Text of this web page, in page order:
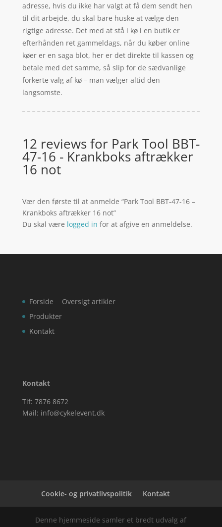
adresse, hvis du ikke har valgt at få dem sendt hen
til dit arbejde, du skal bare huske at vælge den
rigtige adresse. Det med at stå i kø i en butik er
efterhånden ret gammeldags, når du køber online
køer er en saga blot, her er det direkte til kassen og
betale med det samme, så slip for de sædvanlige
forkerte valg af kø – man vælger altid den
langsomste.
12 reviews for Park Tool BBT-
47-16 - Krankboks aftrækker
16 not
Vær den første til at anmelde “Park Tool BBT-47-16 –
Krankboks aftrækker 16 not”
Du skal være logged in for at afgive en anmeldelse.
Forside
Produkter
Kontakt
Oversigt artikler
Kontakt
Tlf: 7876 8672
Mail: info@cykelevent.dk
Cookie- og privatlivspolitik Kontakt
Denne hjemmeside samler et bredt udvalg af